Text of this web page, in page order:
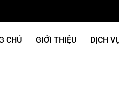
CHỦ GIỚI THIỆU DỊCH